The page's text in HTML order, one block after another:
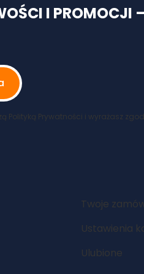
I PROMOCJI
Polityką Prywatności i wyrażasz
Twoje
Ustawienia
Ulubione